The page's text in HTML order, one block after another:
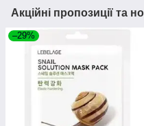
Акційні пропозиції та
–29%